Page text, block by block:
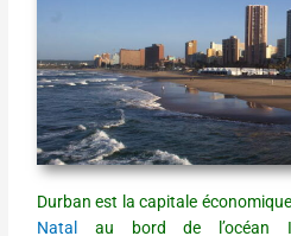
Durban est la capitale
Natal
au bord de l’océan